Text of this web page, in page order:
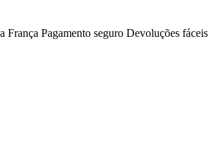
França Pagamento seguro Devoluções fáceis